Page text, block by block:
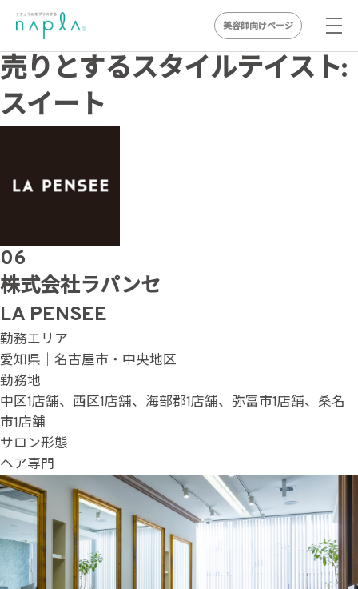
Skip
to
content
美容師向けページ
売りとするスタイルテイスト:
スイート
06
株式会社ラパンセ
LA PENSEE
勤務エリア
愛知県｜名古屋市・中央地区
勤務地
中区1店舗、西区1店舗、海部郡1店舗、弥富市1店舗、桑名
市1店舗
サロン形態
ヘア専門